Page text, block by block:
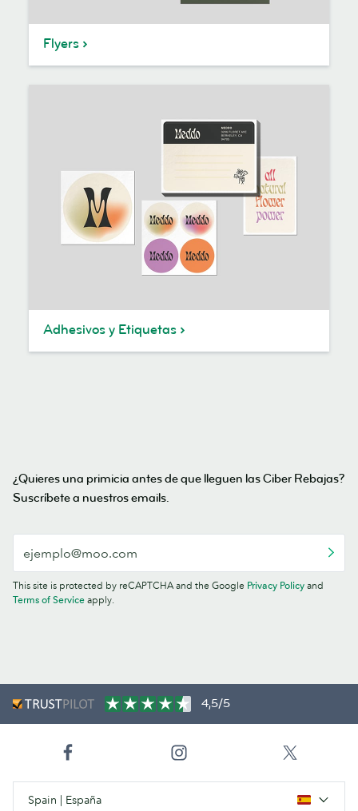
Flyers
Adhesivos y Etiquetas
¿Quieres una primicia antes de que lleguen las Ciber Rebajas?
Suscríbete a nuestros emails.
This site is protected by reCAPTCHA and the Google Privacy Policy and
Terms of Service apply.
4,5/5
Spain | España